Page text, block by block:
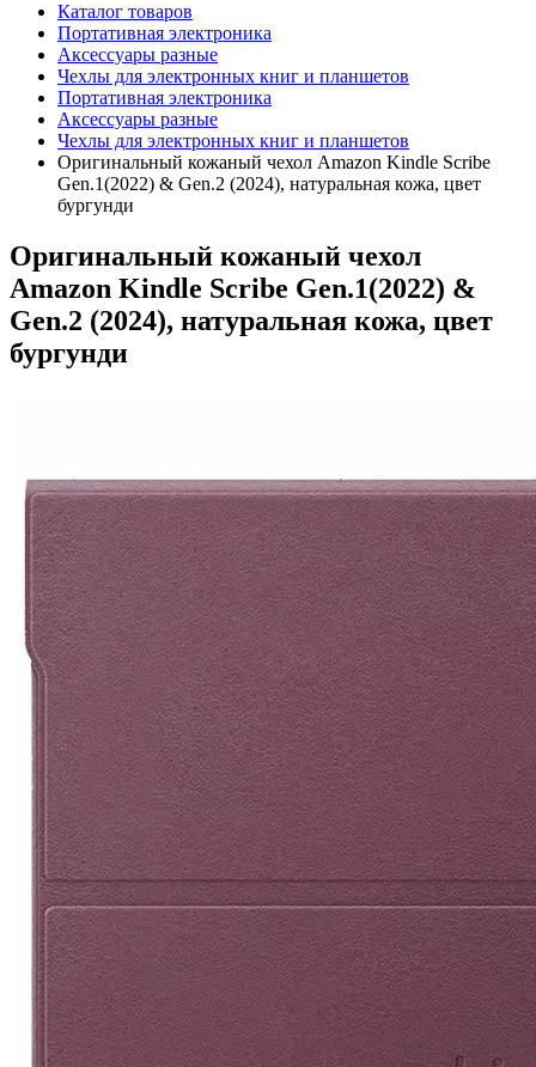
Каталог товаров
Портативная электроника
Аксессуары разные
Чехлы для электронных книг и планшетов
Портативная электроника
Аксессуары разные
Чехлы для электронных книг и планшетов
Оригинальный кожаный чехол Amazon Kindle Scribe
Gen.1(2022) & Gen.2 (2024), натуральная кожа, цвет
бургунди
Оригинальный кожаный чехол
Amazon Kindle Scribe Gen.1(2022) &
Gen.2 (2024), натуральная кожа, цвет
бургунди